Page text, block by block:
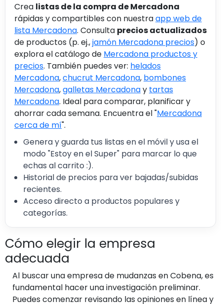
Crea listas de la compra de Mercadona
rápidas y compartibles con nuestraapp web de
lista Mercadona. Consulta precios actualizados
de productos (p. ej.,jamón Mercadona precios) o
explora el catálogo de Mercadona productos y
precios. También puedes ver: helados
Mercadona,chucrut Mercadona, bombones
Mercadona,galletas Mercadonay tartas
Mercadona. Ideal para comparar, planificar y
ahorrar cada semana. Encuentra el "Mercadona
cerca de mí".
Genera y guarda tus listas en el móvil y usa el
modo "Estoy en el Super" para marcar lo que
echas al carrito :).
Historial de precios para ver bajadas/subidas
recientes.
Acceso directo a productos populares y
categorías.
Cómo elegir la empresa
adecuada
Al buscar una empresa de mudanzas en Cobena, es
fundamental hacer una investigación preliminar.
Puedes comenzar revisando las opiniones en línea y